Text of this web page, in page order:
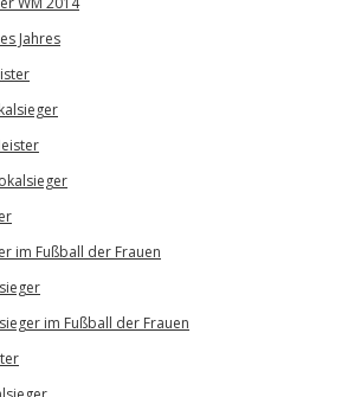
Jahres
im Fußball der Frauen
im Fußball der Frauen